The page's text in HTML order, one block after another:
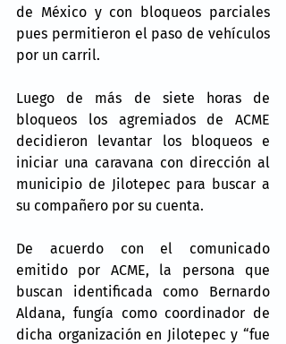
de México y con bloqueos parciales
pues permitieron el paso de vehículos
por un carril.
Luego de más de siete horas de
bloqueos los agremiados de ACME
decidieron levantar los bloqueos e
iniciar una caravana con dirección al
municipio de Jilotepec para buscar a
su compañero por su cuenta.
De acuerdo con el comunicado
emitido por ACME, la persona que
buscan identificada como Bernardo
Aldana, fungía como coordinador de
dicha organización en Jilotepec y “fue